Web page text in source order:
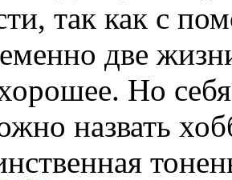
так как с
две
Но
назвать